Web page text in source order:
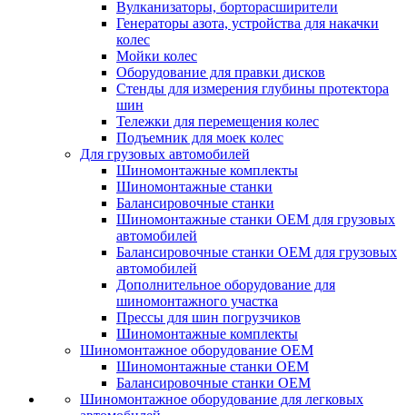
Вулканизаторы, борторасширители
Генераторы азота, устройства для накачки
колес
Мойки колес
Оборудование для правки дисков
Стенды для измерения глубины протектора
шин
Тележки для перемещения колес
Подъемник для моек колеc
Для грузовых автомобилей
Шиномонтажные комплекты
Шиномонтажные станки
Балансировочные станки
Шиномонтажные станки ОЕМ для грузовых
автомобилей
Балансировочные станки ОЕМ для грузовых
автомобилей
Дополнительное оборудование для
шиномонтажного участка
Прессы для шин погрузчиков
Шиномонтажные комплекты
Шиномонтажное оборудование ОЕМ
Шиномонтажные станки ОЕМ
Балансировочные станки ОЕМ
Шиномонтажное оборудование для легковых